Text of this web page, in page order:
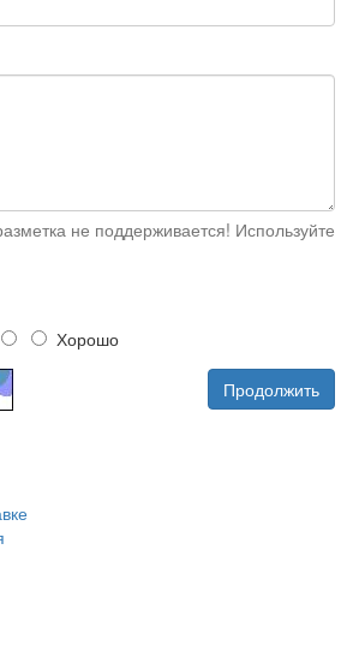
не поддерживается! Используйте
Хорошо
Продолжить